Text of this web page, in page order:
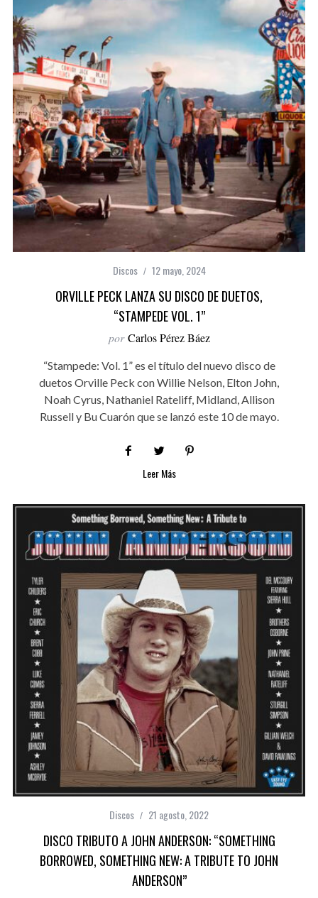
Discos 12 mayo, 2024
ORVILLE PECK LANZA SU DISCO DE DUETOS,
“STAMPEDE VOL. 1”
por Carlos Pérez Báez
“Stampede: Vol. 1” es el título del nuevo disco de
duetos Orville Peck con Willie Nelson, Elton John,
Noah Cyrus, Nathaniel Rateliff, Midland, Allison
Russell y Bu Cuarón que se lanzó este 10 de mayo.
Leer Más
Discos 21 agosto, 2022
DISCO TRIBUTO A JOHN ANDERSON: “SOMETHING
BORROWED, SOMETHING NEW: A TRIBUTE TO JOHN
ANDERSON”